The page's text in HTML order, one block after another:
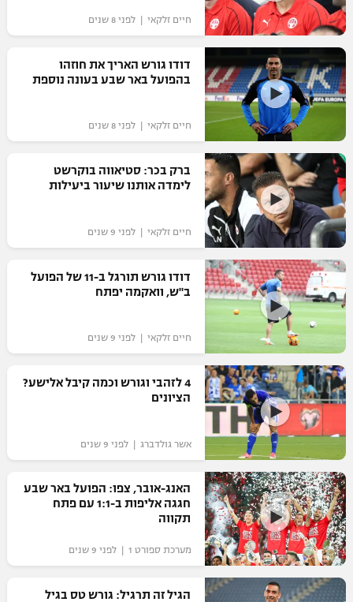
תקנון פעילות ספורט 1
רשיון להקרנה פומבית לבית עסק
הצטרפות לחבילת הערוצים
לוח דרושים – ג'ובנט
תגיות
המגזין
חיים זלקאי | לפני 8 שנים
דודו גורש האריך את חוזהו
בהפועל באר שבע בעונה נוספת
חיים זלקאי | לפני 8 שנים
ברק בכר: סטיאווה בוקרשט
לימדה אותנו שיעור ביעילות
חיים זלקאי | לפני 9 שנים
דודו גורש תורגל ב-11 של הפועל
ב"ש, וואקמה יפתח
חיים זלקאי | לפני 9 שנים
4 לזהבי וגורש וכמה קיבל אלישע?
הציונים
אשר גולדברג | לפני 9 שנים
האנג-אובר, צפו: הפועל באר שבע
חגגה אליפות ב-1:1 עם פתח
תקווה
מערכת ספורט 1 | לפני 9 שנים
הגיל זה תרגיל: גורש טס בגיל